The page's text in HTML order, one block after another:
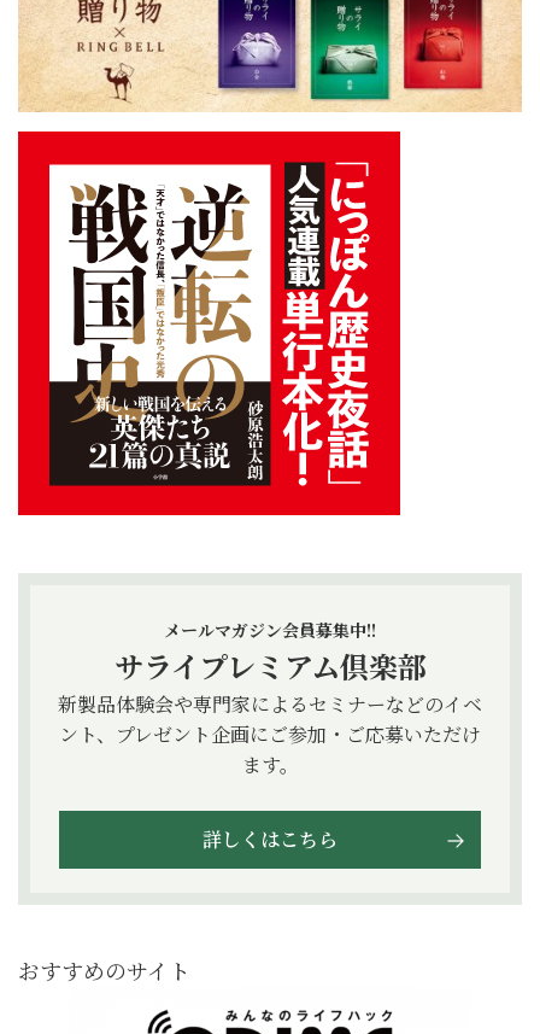
メールマガジン会員募集中!!
サライプレミアム倶楽部
新製品体験会や専門家によるセミナーなどのイベ
ント、プレゼント企画にご参加・ご応募いただけ
ます。
詳しくはこちら
おすすめのサイト